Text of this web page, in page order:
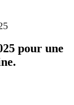
pour une